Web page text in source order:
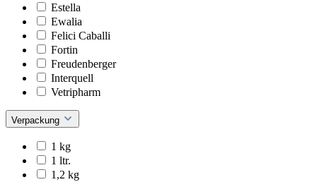
Estella
Ewalia
Felici Caballi
Fortin
Freudenberger
Interquell
Vetripharm
Verpackung
1 kg
1 ltr.
1,2 kg